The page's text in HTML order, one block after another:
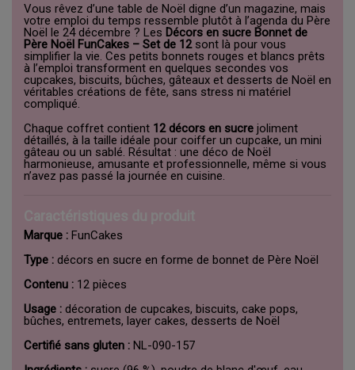
Vous rêvez d’une table de Noël digne d’un magazine, mais
votre emploi du temps ressemble plutôt à l’agenda du Père
Noël le 24 décembre ? Les Décors en sucre Bonnet de
Père Noël FunCakes – Set de 12sont là pour vous
simplifier la vie. Ces petits bonnets rouges et blancs prêts
à l’emploi transforment en quelques secondes vos
cupcakes, biscuits, bûches, gâteaux et desserts de Noël en
véritables créations de fête, sans stress ni matériel
compliqué.
Chaque coffret contient 12 décors en sucre joliment
détaillés, à la taille idéale pour coiffer un cupcake, un mini
gâteau ou un sablé. Résultat : une déco de Noël
harmonieuse, amusante et professionnelle, même si vous
n’avez pas passé la journée en cuisine.
Marque : FunCakes
Type : décors en sucre en forme de bonnet de Père Noël
Contenu : 12 pièces
Usage : décoration de cupcakes, biscuits, cake pops,
bûches, entremets, layer cakes, desserts de Noël
Certifié sans gluten : NL-090-157